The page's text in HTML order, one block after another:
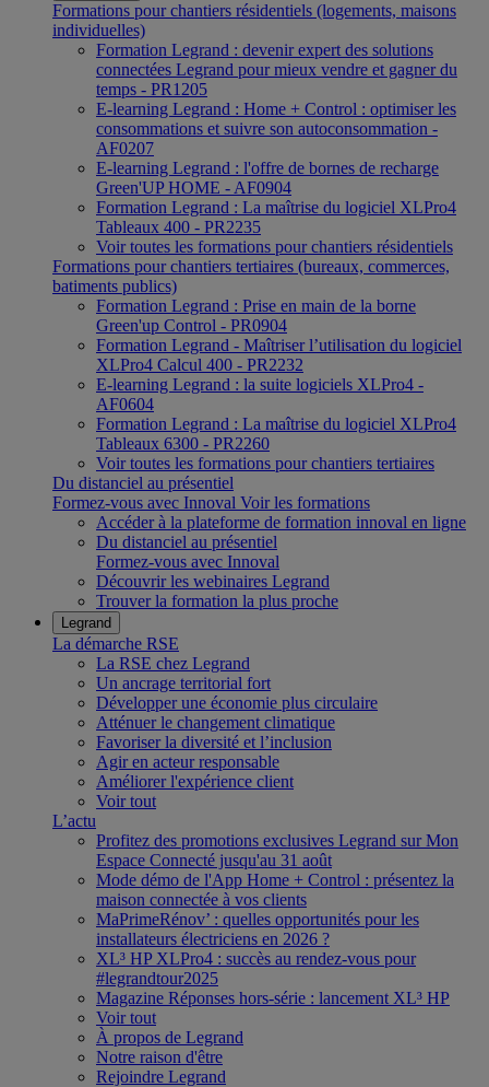
Formations pour chantiers résidentiels (logements, maisons
individuelles)
Formation Legrand : devenir expert des solutions
connectées Legrand pour mieux vendre et gagner du
temps - PR1205
E-learning Legrand : Home + Control : optimiser les
consommations et suivre son autoconsommation -
AF0207
E-learning Legrand : l'offre de bornes de recharge
Green'UP HOME - AF0904
Formation Legrand : La maîtrise du logiciel XLPro4
Tableaux 400 - PR2235
Voir toutes les formations pour chantiers résidentiels
Formations pour chantiers tertiaires (bureaux, commerces,
batiments publics)
Formation Legrand : Prise en main de la borne
Green'up Control - PR0904
Formation Legrand - Maîtriser l’utilisation du logiciel
XLPro4 Calcul 400 - PR2232
E-learning Legrand : la suite logiciels XLPro4 -
AF0604
Formation Legrand : La maîtrise du logiciel XLPro4
Tableaux 6300 - PR2260
Voir toutes les formations pour chantiers tertiaires
Du distanciel au présentiel
Formez-vous avec Innoval Voir les formations
Accéder à la plateforme de formation innoval en ligne
Du distanciel au présentiel
Formez-vous avec Innoval
Découvrir les webinaires Legrand
Trouver la formation la plus proche
Legrand
La démarche RSE
La RSE chez Legrand
Un ancrage territorial fort
Développer une économie plus circulaire
Atténuer le changement climatique
Favoriser la diversité et l’inclusion
Agir en acteur responsable
Améliorer l'expérience client
Voir tout
L’actu
Profitez des promotions exclusives Legrand sur Mon
Espace Connecté jusqu'au 31 août
Mode démo de l'App Home + Control : présentez la
maison connectée à vos clients
MaPrimeRénov’ : quelles opportunités pour les
installateurs électriciens en 2026 ?
XL³ HP XLPro4 : succès au rendez-vous pour
#legrandtour2025
Magazine Réponses hors-série : lancement XL³ HP
Voir tout
À propos de Legrand
Notre raison d'être
Rejoindre Legrand